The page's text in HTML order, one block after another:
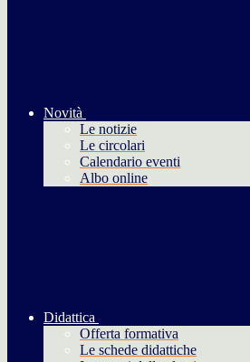
Novità
Le notizie
Le circolari
Calendario eventi
Albo online
Didattica
Offerta formativa
Le schede didattiche